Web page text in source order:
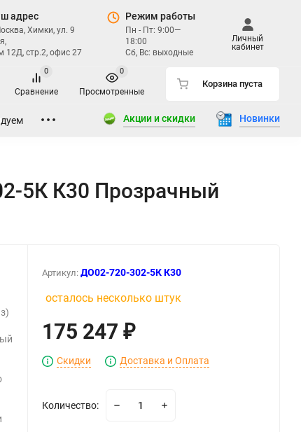
адрес
Химки, ул. 9
12Д, стр.2, офис 27
Режим работы
Пн - Пт: 9:00—
18:00
Сб, Вс: выходные
Личный
кабинет
Сравнение
0
Просмотренные
0
Корзина пуста
Акции и скидки Новинки
5К К30 Прозрачный
Артикул:ДО02-720-302-5К К30
осталось несколько штук
175 247₽
Скидки Доставка и Оплата
Количество: